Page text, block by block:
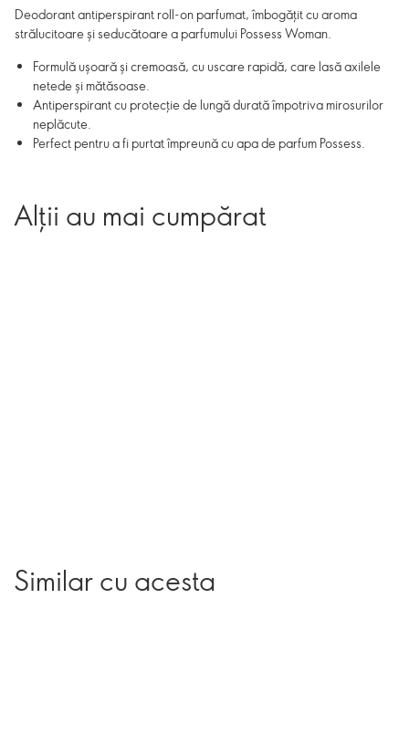
Deodorant antiperspirant roll-on parfumat, îmbogățit cu aroma
strălucitoare și seducătoare a parfumului Possess Woman.
Formulă ușoară și cremoasă, cu uscare rapidă, care lasă axilele
netede și mătăsoase.
Antiperspirant cu protecție de lungă durată împotriva mirosurilor
neplăcute.
Perfect pentru a fi purtat împreună cu apa de parfum Possess.
Alții au mai cumpărat
Similar cu acesta